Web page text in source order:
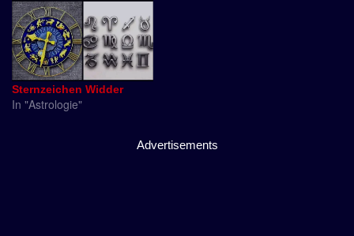
Sternzeichen Widder
In "Astrologie"
Advertisements